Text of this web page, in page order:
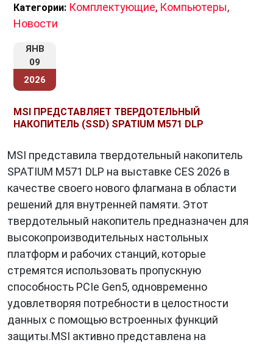
Категории: Комплектующие, Компьютеры,
Новости
ЯНВ
09
2026
MSI ПРЕДСТАВЛЯЕТ ТВЕРДОТЕЛЬНЫЙ
НАКОПИТЕЛЬ (SSD) SPATIUM M571 DLP
MSI представила твердотельный накопитель
SPATIUM M571 DLP на выставке CES 2026 в
качестве своего нового флагмана в области
решений для внутренней памяти. Этот
твердотельный накопитель предназначен для
высокопроизводительных настольных
платформ и рабочих станций, которые
стремятся использовать пропускную
способность PCIe Gen5, одновременно
удовлетворяя потребности в целостности
данных с помощью встроенных функций
защиты.MSI активно представлена на